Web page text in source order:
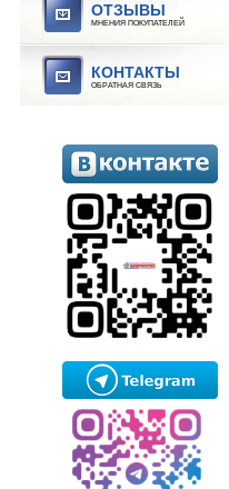
ОТЗЫВЫ
МНЕНИЯ ПОКУПАТЕЛЕЙ
КОНТАКТЫ
ОБРАТНАЯ СВЯЗЬ